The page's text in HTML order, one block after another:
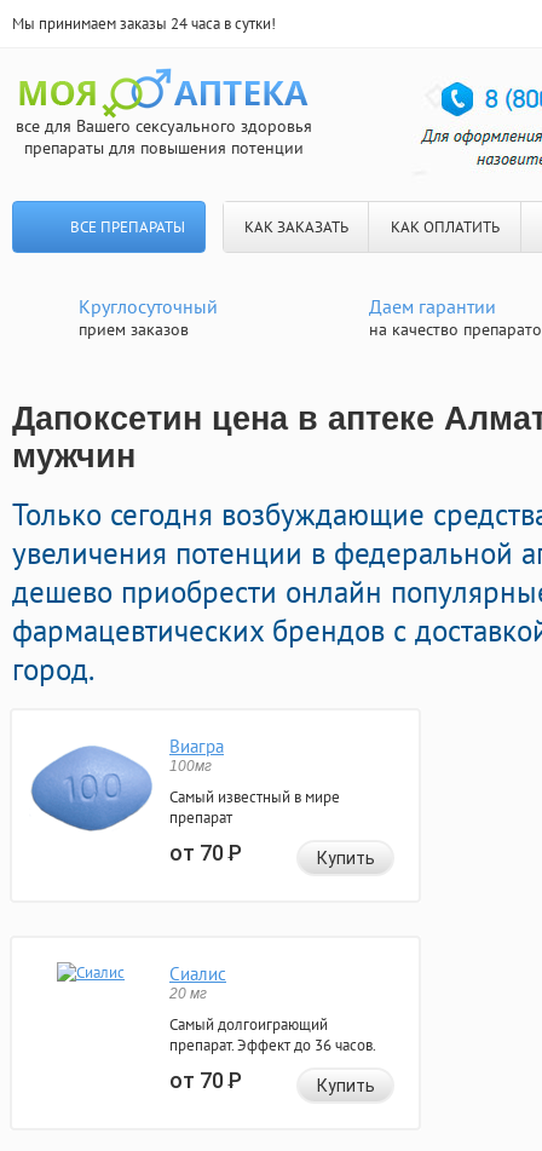
Мы принимаем заказы 24 часа в сутки!
все для Вашего сексуального здоровья
препараты для повышения потенции
ВСЕ ПРЕПАРАТЫ КАК ЗАКАЗАТЬ КАК ОПЛАТИТЬ
Круглосуточный
прием заказов
Даем гарантии
на качество
Дапоксетин цена в аптеке
мужчин
Только сегодня возбуждающие
увеличения потенции в федеральной
дешево приобрести онлайн
фармацевтических брендов с
город.
Виагра
100мг
Самый известный в мире
препарат
от 70Р Купить
Сиалис
20 мг
Самый долгоиграющий
препарат. Эффект до 36 часов.
от 70Р Купить